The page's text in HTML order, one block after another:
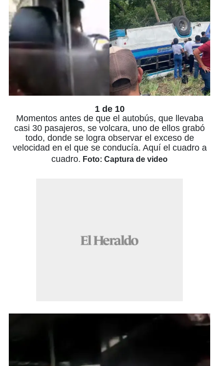
1 de 10
Momentos antes de que el autobús, que llevaba
casi 30 pasajeros, se volcara, uno de ellos grabó
todo, donde se logra observar el exceso de
velocidad en el que se conducía. Aquí el cuadro a
cuadro. Foto: Captura de video